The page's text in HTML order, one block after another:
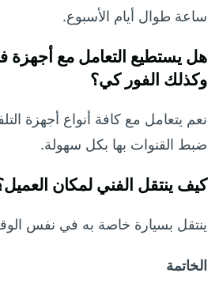
ساعة طوال أيام الأسبوع.
هل يستطيع التعامل مع
وكذلك الفور كي؟
نعم يتعامل مع كافة أنواع أجهزة
ضبط القنوات بها بكل سهولة.
كيف ينتقل الفني لمكان
ينتقل بسيارة خاصة به في نفس
الخاتمة